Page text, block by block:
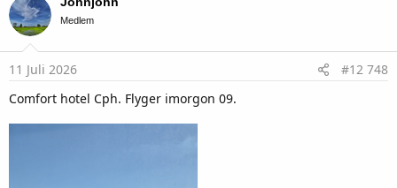
t
i
o
Medlem
11 Juli 2026
#12 748
Comfort hotel Cph. Flyger imorgon 09.